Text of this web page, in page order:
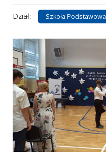
Dział: Szkoła Podstawowa